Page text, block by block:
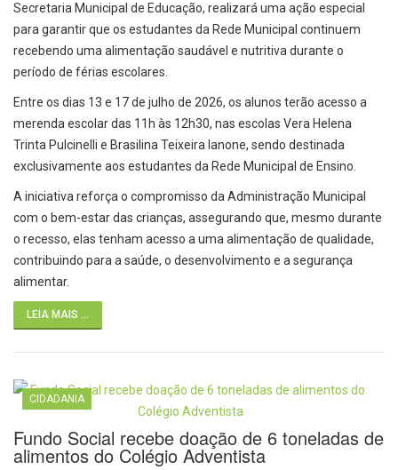
Secretaria Municipal de Educação, realizará uma ação especial
para garantir que os estudantes da Rede Municipal continuem
recebendo uma alimentação saudável e nutritiva durante o
período de férias escolares.
Entre os dias 13 e 17 de julho de 2026, os alunos terão acesso a
merenda escolar das 11h às 12h30, nas escolas Vera Helena
Trinta Pulcinelli e Brasilina Teixeira Ianone, sendo destinada
exclusivamente aos estudantes da Rede Municipal de Ensino.
A iniciativa reforça o compromisso da Administração Municipal
com o bem-estar das crianças, assegurando que, mesmo durante
o recesso, elas tenham acesso a uma alimentação de qualidade,
contribuindo para a saúde, o desenvolvimento e a segurança
alimentar.
LEIA MAIS ...
CIDADANIA
Fundo Social recebe doação de 6 toneladas de
alimentos do Colégio Adventista